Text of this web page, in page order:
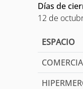
Días de
12 de
ESPACIO